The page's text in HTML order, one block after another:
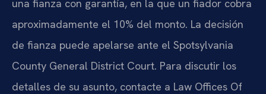
una fianza con garantía, en la que un fiador cobra
aproximadamente el 10% del monto. La decisión
de fianza puede apelarse ante el Spotsylvania
County General District Court. Para discutir los
detalles de su asunto, contacte a Law Offices Of